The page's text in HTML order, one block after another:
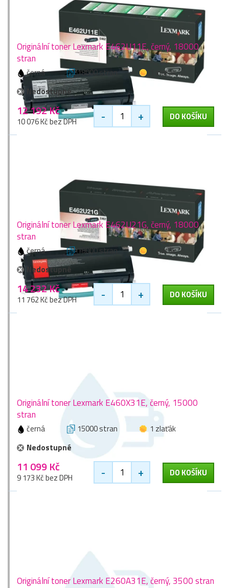
Originální toner Lexmark E462U11E, černý, 18000
stran
černá 18000 stran
1 zlaťák
Nedostupné
12 192 Kč
10 076 Kč bez DPH - + DO KOŠÍKU
Originální toner Lexmark E462U21G, černý, 18000
stran
černá 18000 stran
1 zlaťák
Nedostupné
14 232 Kč
11 762 Kč bez DPH - + DO KOŠÍKU
Originální toner Lexmark E460X31E, černý, 15000
stran
černá 15000 stran
1 zlaťák
Nedostupné
11 099 Kč
9 173 Kč bez DPH - + DO KOŠÍKU
Originální toner Lexmark E260A31E, černý, 3500 stran